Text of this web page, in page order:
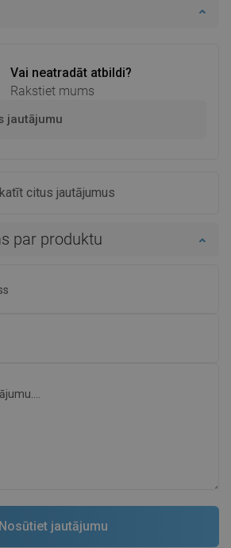
Vai neatradāt atbildi?
Rakstiet mums
jautājumu
citus jautājumus
par produktu